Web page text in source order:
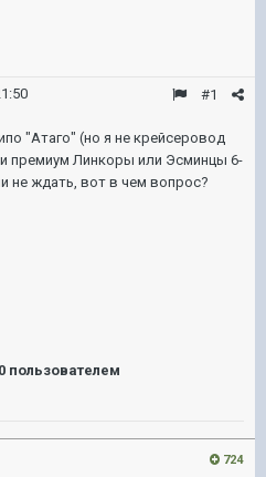
#1
"Атаго" (но я не крейсеровод
премиум Линкоры или Эсминцы 6-
не ждать, вот в чем вопрос?
пользователем
724